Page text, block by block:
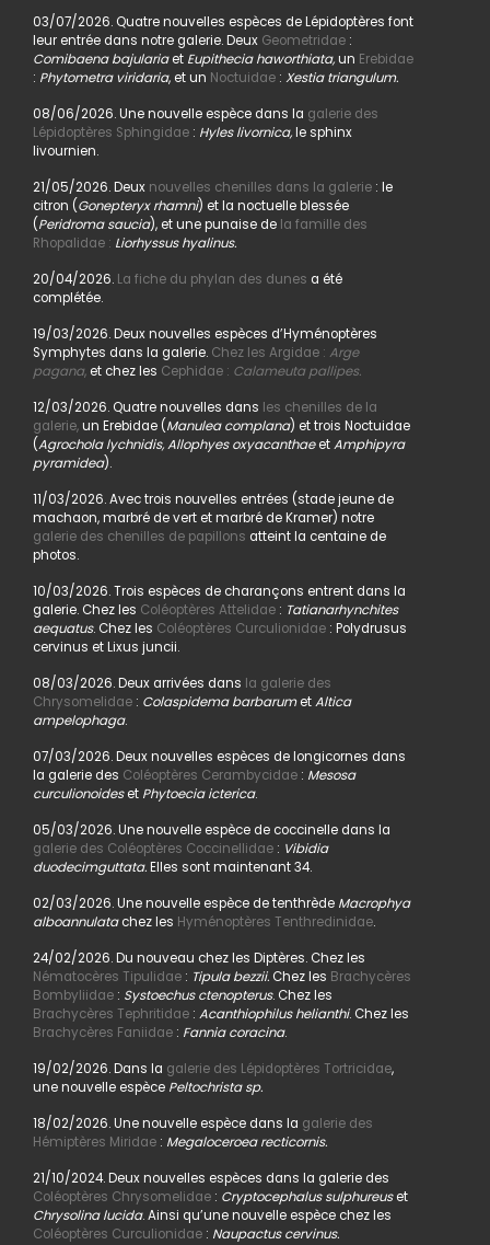
03/07/2026. Quatre nouvelles espèces de Lépidoptères font
leur entrée dans notre galerie. Deux Geometridae:
Comibaena bajulariaet Eupithecia haworthiata,un Erebidae
: Phytometra viridaria, et un Noctuidae: Xestia triangulum.
08/06/2026. Une nouvelle espèce dans la galerie des
Lépidoptères Sphingidae: Hyles livornica,le sphinx
livournien.
21/05/2026. Deux nouvelles chenilles dans la galerie : le
citron (Gonepteryx rhamni) et la noctuelle blessée
(Peridroma saucia), et une punaise dela famille des
Rhopalidae : Liorhyssus hyalinus.
20/04/2026. La fiche du phylan des dunes a été
complétée.
19/03/2026. Deux nouvelles espèces d’Hyménoptères
Symphytes dans la galerie. Chez les Argidae : Arge
pagana,et chez les Cephidae : Calameuta pallipes.
12/03/2026. Quatre nouvelles dans les chenilles de la
galerie,un Erebidae (Manulea complana) et trois Noctuidae
(Agrochola lychnidis, Allophyes oxyacanthaeetAmphipyra
pyramidea).
11/03/2026. Avec trois nouvelles entrées (stade jeune de
machaon, marbré de vert et marbré de Kramer) notre
galerie des chenilles de papillons atteint la centaine de
photos.
10/03/2026. Trois espèces de charançons entrent dans la
galerie. Chez les Coléoptères Attelidae: Tatianarhynchites
aequatus. Chez les Coléoptères Curculionidae: Polydrusus
cervinus et Lixus juncii.
08/03/2026. Deux arrivées dans la galerie des
Chrysomelidae: Colaspidema barbarumetAltica
ampelophaga.
07/03/2026. Deux nouvelles espèces de longicornes dans
la galerie des Coléoptères Cerambycidae: Mesosa
curculionoideset Phytoecia icterica.
05/03/2026. Une nouvelle espèce de coccinelle dans la
galerie des Coléoptères Coccinellidae: Vibidia
duodecimguttata.Elles sont maintenant 34.
02/03/2026. Une nouvelle espèce de tenthrède Macrophya
alboannulatachez les Hyménoptères Tenthredinidae.
24/02/2026. Du nouveau chez les Diptères. Chez les
Nématocères Tipulidae: Tipula bezzii. Chez les Brachycères
Bombyliidae: Systoechus ctenopterus. Chez les
Brachycères Tephritidae: Acanthiophilus helianthi. Chez les
Brachycères Faniidae: Fannia coracina.
19/02/2026. Dans la galerie des Lépidoptères Tortricidae,
une nouvelle espèce Peltochrista sp.
18/02/2026. Une nouvelle espèce dans la galerie des
Hémiptères Miridae: Megaloceroea recticornis.
21/10/2024. Deux nouvelles espèces dans la galerie des
Coléoptères Chrysomelidae: Cryptocephalus sulphureuset
Chrysolina lucida. Ainsi qu’une nouvelle espèce chez les
Coléoptères Curculionidae : Naupactus cervinus.